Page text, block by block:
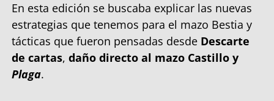
En esta edición se buscaba explicar las nuevas
estrategias que tenemos para el mazo Bestia y
tácticas que fueron pensadas desde Descarte
de cartas, daño directo al mazo Castillo y
Plaga.